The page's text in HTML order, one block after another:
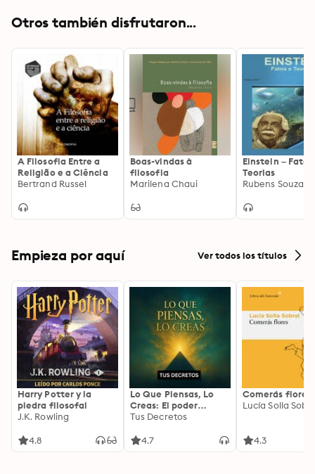
Otros también disfrutaron...
A Filosofia Entre a
Religião e a Ciência
Bertrand Russel
Boas-vindas à
filosofia
Marilena Chaui
Einstein – Fatos
Teorias
Rubens Souza
Empieza por aquí Ver todos los títulos
Harry Potter y la
piedra filosofal
J.K. Rowling
4.8
Lo Que Piensas, Lo
Creas: El poder
invisible de tus
tu energía para
Tus Decretos
4.7
Comerás flores
Lucía Solla
4.3